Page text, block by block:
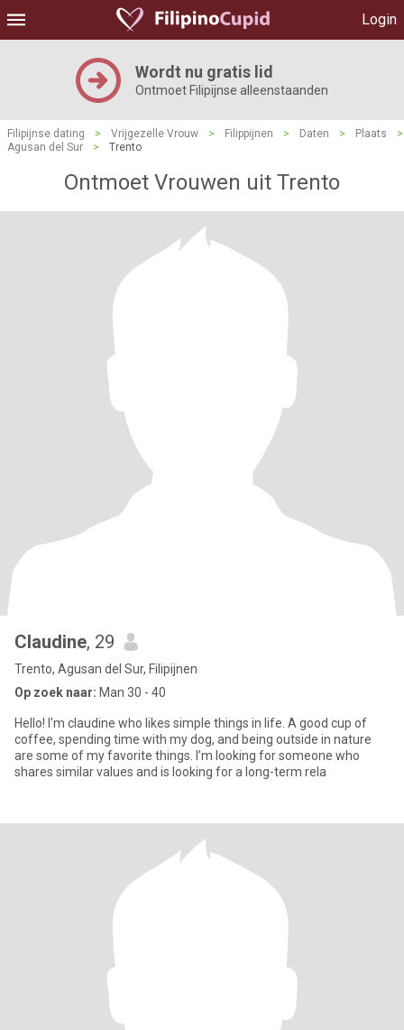
Login
Wordt nu gratis lid
Ontmoet Filipijnse alleenstaanden
Filipijnse dating > Vrijgezelle Vrouw > Filippijnen > Daten > Plaats
>
Agusan del Sur
> Trento
Ontmoet Vrouwen uit Trento
Claudine, 29
Trento, Agusan del Sur, Filipijnen
Op zoek naar: Man 30 - 40
Hello! I'm claudine who likes simple things in life. A good cup of
coffee, spending time with my dog, and being outside in nature
are some of my favorite things. I’m looking for someone who
shares similar values and is looking for a long-term rela